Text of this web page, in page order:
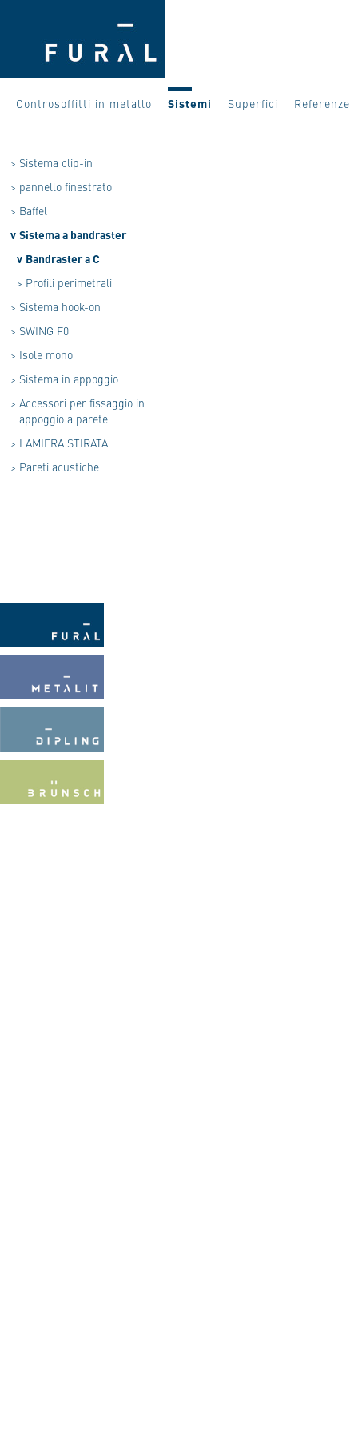
Controsoffitti in metallo Sistemi Superfici Referenze
> Sistema clip-in
> pannello finestrato
> Baffel
v Sistema a bandraster
v Bandraster a C
> Profili perimetrali
> Sistema hook-on
> SWING F0
> Isole mono
> Sistema in appoggio
> Accessori per fissaggio in
appoggio a parete
> LAMIERA STIRATA
> Pareti acustiche